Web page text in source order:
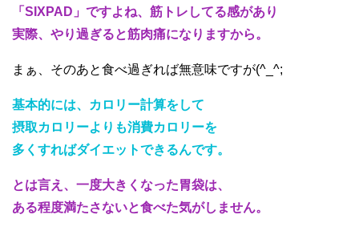
「SIXPAD」ですよね、筋トレしてる感があり
実際、やり過ぎると筋肉痛になりますから。
まぁ、そのあと食べ過ぎれば無意味ですが(^_^;
基本的には、カロリー計算をして
摂取カロリーよりも消費カロリーを
多くすればダイエットできるんです。
とは言え、一度大きくなった胃袋は、
ある程度満たさないと食べた気がしません。